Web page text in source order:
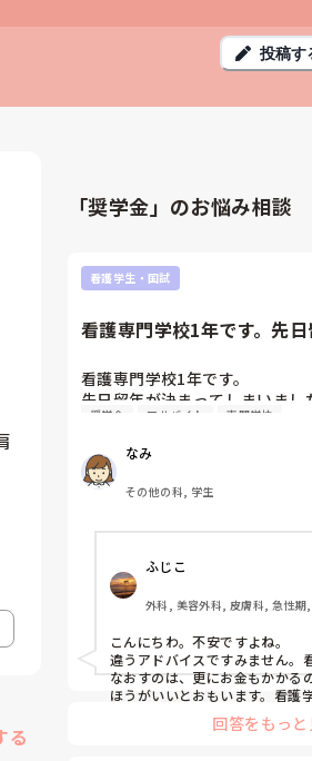
投稿す
る
「奨学金」のお悩み相談
看護学生・国試
看護専門学校1年です。先
看護専門学校1年です。
先日留年が決まってしまいまし
私は留年してもう一度やり直し
ととても厳しい状況です。
学校をやめてバイトをやってお
きでしょうか。
他の進路に変えるべきか悩んで
どうしていいか分からず不安で
留年したことある方やしたこと
アドバイス等あればよろしく
私の最終的な夢は、養護教諭に
奨学金 アルバイト 専門学校
なみ
その他の科, 学生
ふじこ
外科, 美容外科, 皮膚科, 急性期
こんにちわ。不安ですよね。
違うアドバイスですみません。
なおすのは、更にお金もかかる
ほうがいいとおもいます。看護
学校行きながら、バイトをがん
回答をもっと